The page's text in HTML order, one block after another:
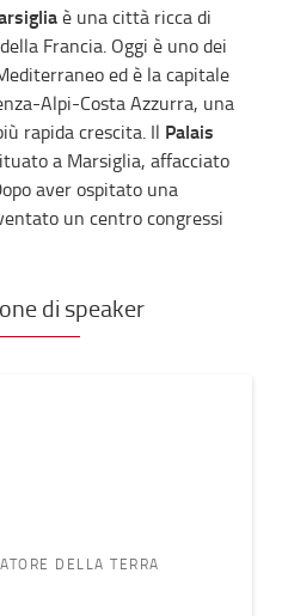
è una città ricca di
Francia. Oggi è uno dei
ed è la capitale
Alpi-Costa Azzurra, una
rapida crescita. Il Palais
a Marsiglia, affacciato
aver ospitato una
un centro congressi
di speaker
DELLA TERRA